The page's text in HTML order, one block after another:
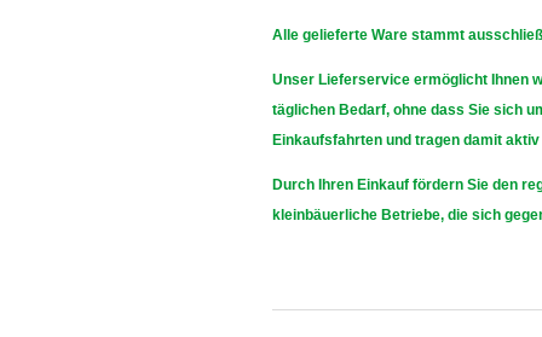
Alle gelieferte Ware stammt
Unser Lieferservice ermöglicht Ihnen
täglichen Bedarf, ohne dass Sie sich
Einkaufsfahrten und tragen damit
Durch Ihren Einkauf fördern Sie den
kleinbäuerliche Betriebe, die sich